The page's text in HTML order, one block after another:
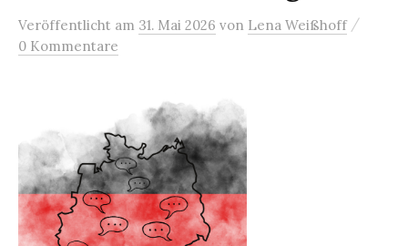
Veröffentlicht am 31. Mai 2026 von Lena Weißhoff /
0 Kommentare